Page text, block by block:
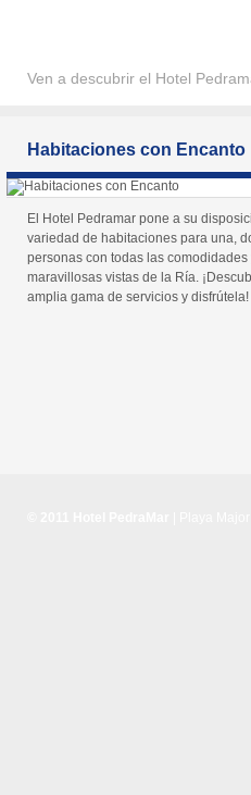
Ven a descubrir el Hotel
Habitaciones con Encanto
El Hotel Pedramar pone a su
variedad de habitaciones para una,
personas con todas las comodidades
maravillosas vistas de la Ría.
amplia gama de servicios y disfrútela!